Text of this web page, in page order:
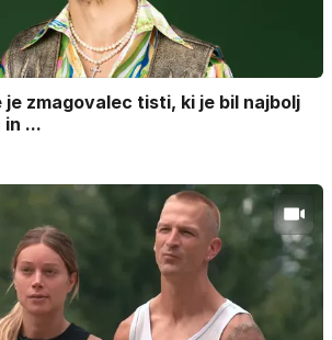
je zmagovalec tisti, ki je bil najbolj
...